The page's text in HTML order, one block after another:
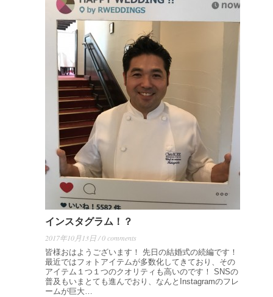
インスタグラム！？
2017年10月13日 / 0 comments
皆様おはようございます！ 先日の結婚式の続編です！
最近ではフォトアイテムが多数化してきており、その
アイテム１つ１つのクオリティも高いのです！ SNSの
普及もいまとても進んでおり、なんとInstagramのフレ
ームが巨大…